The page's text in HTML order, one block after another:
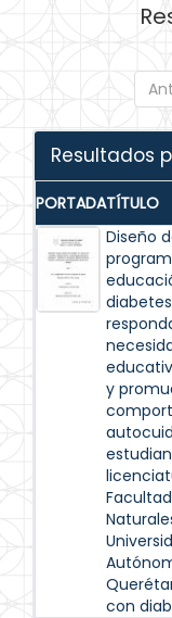
Resultados
PORTADATÍTULO
Diseño
y
con